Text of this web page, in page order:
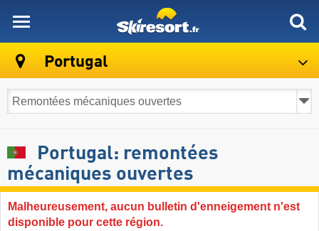
Portugal
Portugal: remontées
mécaniques ouvertes
Malheureusement, aucun bulletin d'enneigement n'est
disponible pour cette région.